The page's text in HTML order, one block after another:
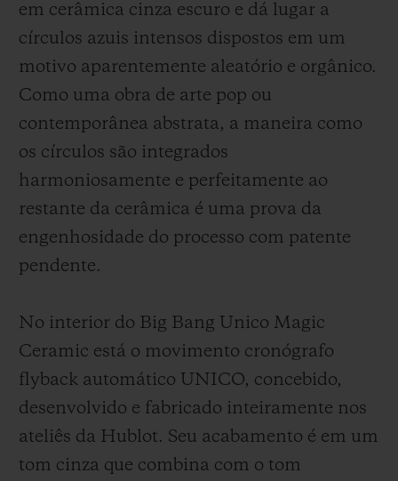
em cerâmica cinza escuro e dá lugar a
círculos azuis intensos dispostos em um
motivo aparentemente aleatório e orgânico.
Como uma obra de arte pop ou
contemporânea abstrata, a maneira como
os círculos são integrados
harmoniosamente e perfeitamente ao
restante da cerâmica é uma prova da
engenhosidade do processo com patente
pendente.
No interior do Big Bang Unico Magic
Ceramic está o movimento cronógrafo
flyback automático UNICO, concebido,
desenvolvido e fabricado inteiramente nos
ateliês da Hublot. Seu acabamento é em um
tom cinza que combina com o tom